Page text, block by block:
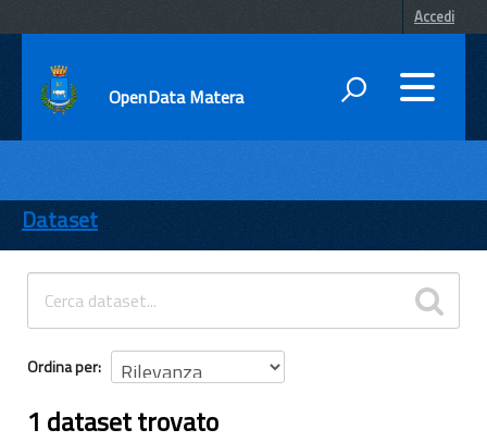
Accedi
OpenData Matera
ENTI
TEMI
INFORMAZIONI
Dataset
Ordina per
1 dataset trovato